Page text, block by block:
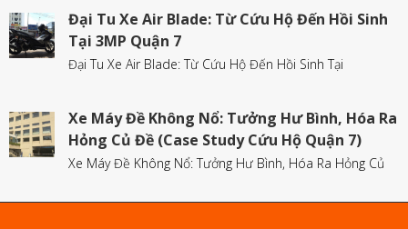
Đại Tu Xe Air Blade: Từ Cứu Hộ Đến Hồi Sinh
Tại 3MP Quận 7
Đại Tu Xe Air Blade: Từ Cứu Hộ Đến Hồi Sinh Tại
Xe Máy Đề Không Nổ: Tưởng Hư Bình, Hóa Ra
Hỏng Củ Đề (Case Study Cứu Hộ Quận 7)
Xe Máy Đề Không Nổ: Tưởng Hư Bình, Hóa Ra Hỏng Củ